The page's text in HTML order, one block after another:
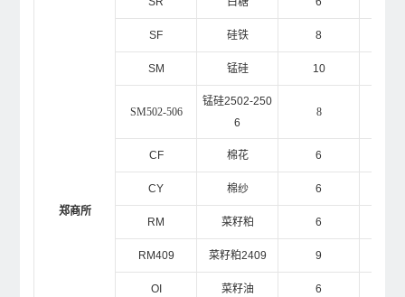
郑商所
SF 硅铁 8
SM 锰硅 10
SM502-506
锰硅2502-250
6
8
CF 棉花 6
CY 棉纱 6
RM 菜籽粕 6
RM409 菜籽粕2409 9
OI 菜籽油 6